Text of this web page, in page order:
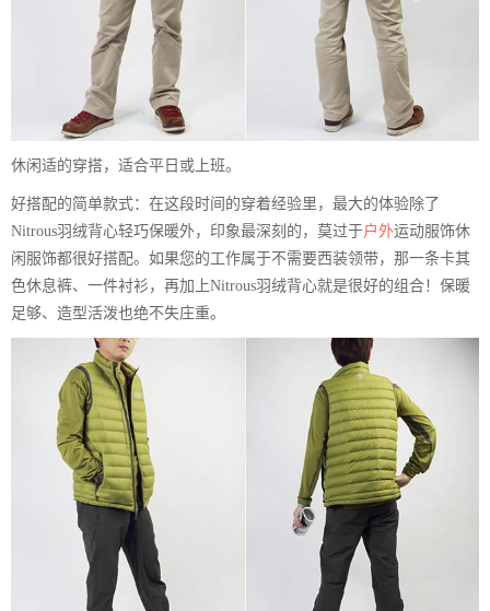
休闲适的穿搭，适合平日或上班。
好搭配的简单款式：在这段时间的穿着经验里，最大的体验除了
Nitrous羽绒背心轻巧保暖外，印象最深刻的，莫过于户外运动服饰休
闲服饰都很好搭配。如果您的工作属于不需要西装领带，那一条卡其
色休息裤、一件衬衫，再加上Nitrous羽绒背心就是很好的组合！保暖
足够、造型活泼也绝不失庄重。